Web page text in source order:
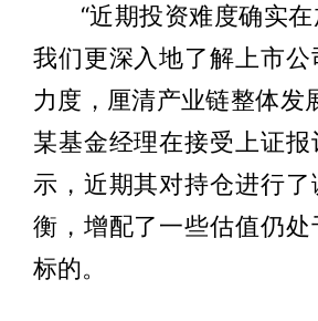
“近期投资难度确实
我们更深入地了解上市
力度，厘清产业链整体发
某基金经理在接受上证
示，近期其对持仓进行
衡，增配了一些估值仍
标的。